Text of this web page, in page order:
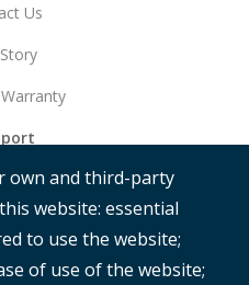
own and third-party
website: essential
to use the website;
of use of the website;
Us